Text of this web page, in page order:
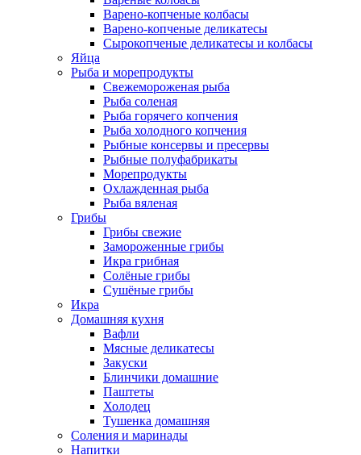
Варено-копченые колбасы
Варено-копченые деликатесы
Сырокопченые деликатесы и колбасы
Яйца
Рыба и морепродукты
Свежемороженая рыба
Рыба соленая
Рыба горячего копчения
Рыба холодного копчения
Рыбные консервы и пресервы
Рыбные полуфабрикаты
Морепродукты
Охлажденная рыба
Рыба вяленая
Грибы
Грибы свежие
Замороженные грибы
Икра грибная
Солёные грибы
Сушёные грибы
Икра
Домашняя кухня
Вафли
Мясные деликатесы
Закуски
Блинчики домашние
Паштеты
Холодец
Тушенка домашняя
Соления и маринады
Напитки